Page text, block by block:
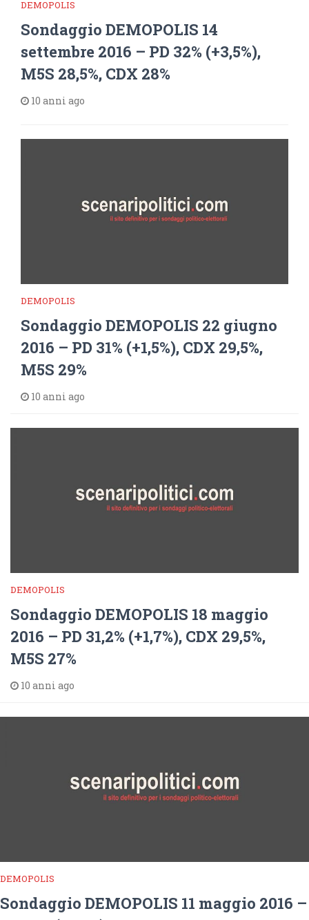
DEMOPOLIS
Sondaggio DEMOPOLIS 14
settembre 2016 – PD 32% (+3,5%),
M5S 28,5%, CDX 28%
10 anni ago
DEMOPOLIS
Sondaggio DEMOPOLIS 22 giugno
2016 – PD 31% (+1,5%), CDX 29,5%,
M5S 29%
10 anni ago
DEMOPOLIS
Sondaggio DEMOPOLIS 18 maggio
2016 – PD 31,2% (+1,7%), CDX 29,5%,
M5S 27%
10 anni ago
DEMOPOLIS
Sondaggio DEMOPOLIS 11 maggio 2016 –